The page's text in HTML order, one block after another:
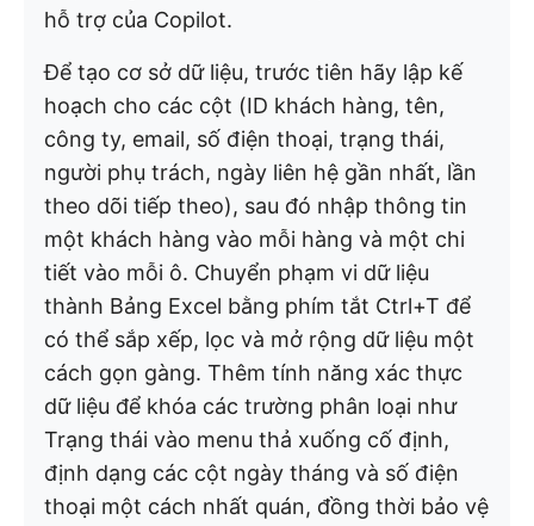
hỗ trợ của Copilot.
Để tạo cơ sở dữ liệu, trước tiên hãy lập kế
hoạch cho các cột (ID khách hàng, tên,
công ty, email, số điện thoại, trạng thái,
người phụ trách, ngày liên hệ gần nhất, lần
theo dõi tiếp theo), sau đó nhập thông tin
một khách hàng vào mỗi hàng và một chi
tiết vào mỗi ô. Chuyển phạm vi dữ liệu
thành Bảng Excel bằng phím tắt Ctrl+T để
có thể sắp xếp, lọc và mở rộng dữ liệu một
cách gọn gàng. Thêm tính năng xác thực
dữ liệu để khóa các trường phân loại như
Trạng thái vào menu thả xuống cố định,
định dạng các cột ngày tháng và số điện
thoại một cách nhất quán, đồng thời bảo vệ